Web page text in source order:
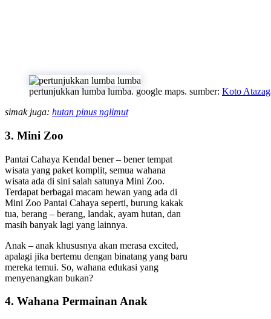
pertunjukkan lumba lumba. google maps. sumber: Koto
simak juga: hutan pinus nglimut
3. Mini Zoo
Pantai Cahaya Kendal bener – bener tempat
wisata yang paket komplit, semua wahana
wisata ada di sini salah satunya Mini Zoo.
Terdapat berbagai macam hewan yang ada di
Mini Zoo Pantai Cahaya seperti, burung kakak
tua, berang – berang, landak, ayam hutan, dan
masih banyak lagi yang lainnya.
Anak – anak khususnya akan merasa excited,
apalagi jika bertemu dengan binatang yang baru
mereka temui. So, wahana edukasi yang
menyenangkan bukan?
4. Wahana Permainan Anak